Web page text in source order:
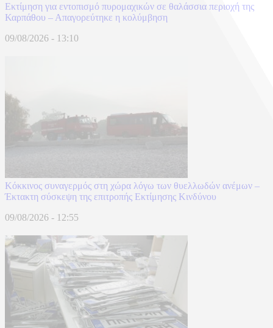
Εκτίμηση για εντοπισμό πυρομαχικών σε θαλάσσια περιοχή της
Καρπάθου – Απαγορεύτηκε η κολύμβηση
09/08/2026 - 13:10
Κόκκινος συναγερμός στη χώρα λόγω των θυελλωδών ανέμων –
Έκτακτη σύσκεψη της επιτροπής Εκτίμησης Κινδύνου
09/08/2026 - 12:55